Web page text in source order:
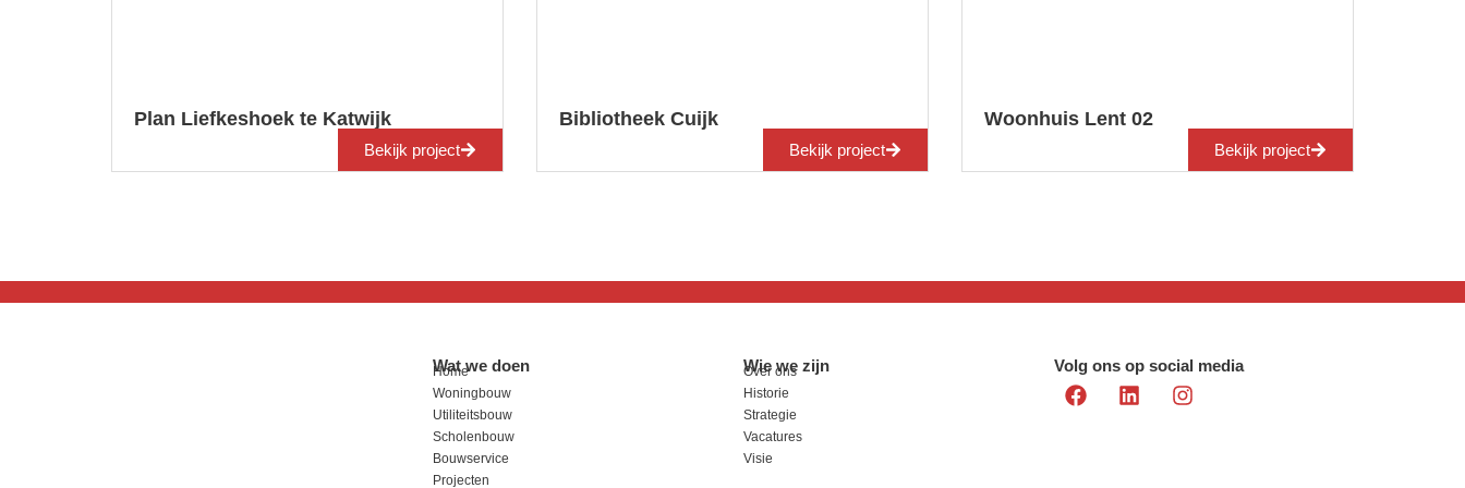
Plan Liefkeshoek te Katwijk
Bekijk project
Bibliotheek Cuijk
Bekijk project
Woonhuis Lent 02
Bekijk project
Wat we doen
Home
Woningbouw
Utiliteitsbouw
Scholenbouw
Bouwservice
Projecten
Wie we zijn
Over ons
Historie
Strategie
Vacatures
Visie
Volg ons op social media